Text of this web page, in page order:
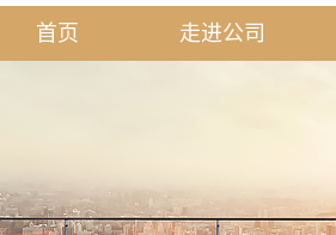
首页 走进公司